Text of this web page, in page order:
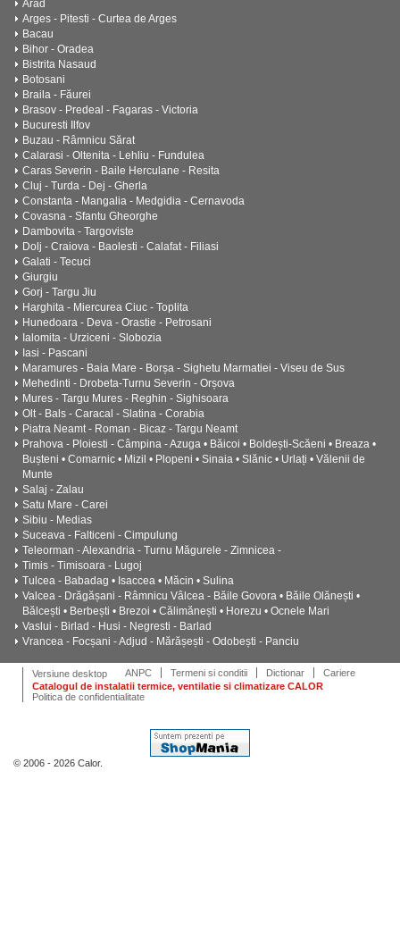
Arad
Arges - Pitesti - Curtea de Arges
Bacau
Bihor - Oradea
Bistrita Nasaud
Botosani
Braila - Făurei
Brasov - Predeal - Fagaras - Victoria
Bucuresti Ilfov
Buzau - Râmnicu Sărat
Calarasi - Oltenita - Lehliu - Fundulea
Caras Severin - Baile Herculane - Resita
Cluj - Turda - Dej - Gherla
Constanta - Mangalia - Medgidia - Cernavoda
Covasna - Sfantu Gheorghe
Dambovita - Targoviste
Dolj - Craiova - Baolesti - Calafat - Filiasi
Galati - Tecuci
Giurgiu
Gorj - Targu Jiu
Harghita - Miercurea Ciuc - Toplita
Hunedoara - Deva - Orastie - Petrosani
Ialomita - Urziceni - Slobozia
Iasi - Pascani
Maramures - Baia Mare - Borșa - Sighetu Marmatiei - Viseu de Sus
Mehedinti - Drobeta-Turnu Severin - Orșova
Mures - Targu Mures - Reghin - Sighisoara
Olt - Bals - Caracal - Slatina - Corabia
Piatra Neamt - Roman - Bicaz - Targu Neamt
Prahova - Ploiesti - Câmpina - Azuga • Băicoi • Boldești-Scăeni • Breaza •
Bușteni • Comarnic • Mizil • Plopeni • Sinaia • Slănic • Urlați • Vălenii de
Munte
Salaj - Zalau
Satu Mare - Carei
Sibiu - Medias
Suceava - Falticeni - Cimpulung
Teleorman - Alexandria - Turnu Măgurele - Zimnicea -
Timis - Timisoara - Lugoj
Tulcea - Babadag • Isaccea • Măcin • Sulina
Valcea - Drăgășani - Râmnicu Vâlcea - Băile Govora • Băile Olănești •
Bălcești • Berbești • Brezoi • Călimănești • Horezu • Ocnele Mari
Vaslui - Birlad - Husi - Negresti - Barlad
Vrancea - Focșani - Adjud - Mărășești - Odobești - Panciu
Versiune desktop ANPC Termeni si conditii Dictionar
Cariere
Catalogul de instalatii termice, ventilatie si climatizare CALOR
Politica de confidentialitate
© 2006 - 2026 Calor.